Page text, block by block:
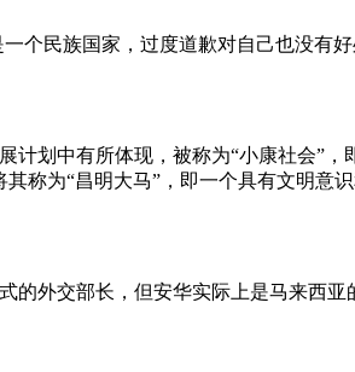
个民族国家，过度道歉对自己也没有
划中有所体现，被称为“小康社会”，
称为“昌明大马”，即一个具有文明意
外交部长，但安华实际上是马来西亚